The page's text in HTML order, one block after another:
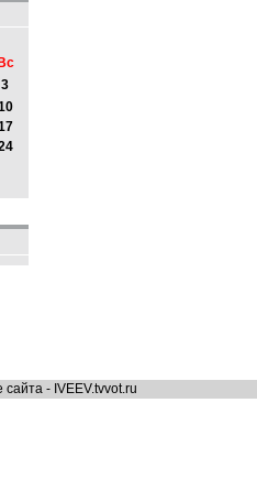
Вс
3
- IVEEV.tvvot.ru